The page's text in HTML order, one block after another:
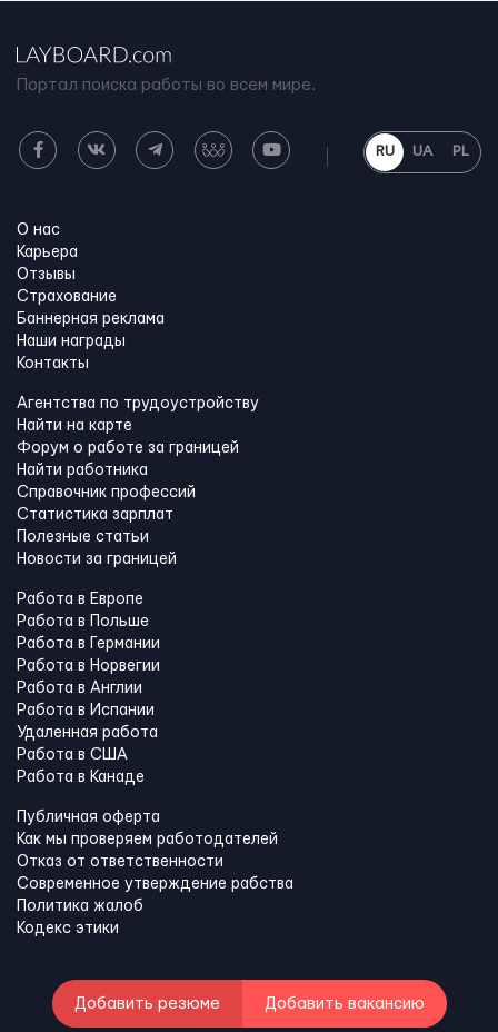
Портал поиска работы во всем мире.
RU UA PL
О нас
Карьера
Отзывы
Страхование
Баннерная реклама
Наши награды
Контакты
Агентства по трудоустройству
Найти на карте
Форум о работе за границей
Найти работника
Справочник профессий
Статистика зарплат
Полезные статьи
Новости за границей
Работа в Европе
Работа в Польше
Работа в Германии
Работа в Норвегии
Работа в Англии
Работа в Испании
Удаленная работа
Работа в США
Работа в Канадe
Публичная оферта
Как мы проверяем работодателей
Отказ от ответственности
Современное утверждение рабства
Политика жалоб
Кодекс этики
Добавить резюме Добавить вакансию